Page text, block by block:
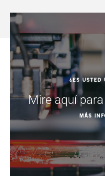
¿Es
Mire aquí
MÁS